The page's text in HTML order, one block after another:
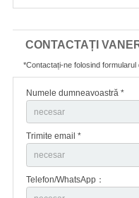
CONTACTAȚI
*Contactați-ne folosind
Numele dumneavoastră *
Trimite email *
Telefon/WhatsApp：